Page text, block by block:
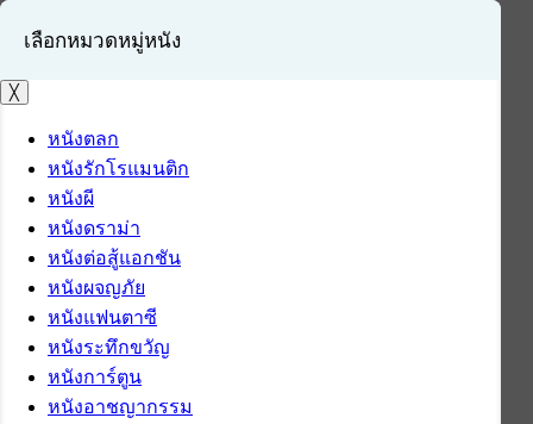
เข้าสู่ระบบ
สมัครสมาชิก
เลือกหมวดหมู่หนัง
╳
หนังตลก
หนังรักโรแมนติก
หนังผี
หนังดราม่า
หนังต่อสู้แอกชัน
หนังผจญภัย
หนังแฟนตาซี
หนังระทึกขวัญ
หนังการ์ตูน
หนังอาชญากรรม